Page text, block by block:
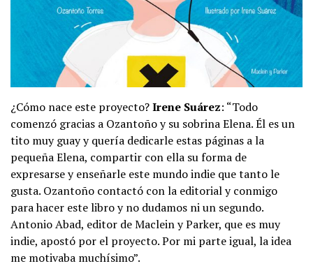
¿Cómo nace este proyecto?Irene Suárez: “Todo
comenzó gracias a Ozantoño y su sobrina Elena. Él es un
tito muy guay y quería dedicarle estas páginas a la
pequeña Elena, compartir con ella su forma de
expresarse y enseñarle este mundo indie que tanto le
gusta. Ozantoño contactó con la editorial y conmigo
para hacer este libro y no dudamos ni un segundo.
Antonio Abad, editor de Maclein y Parker, que es muy
indie, apostó por el proyecto. Por mi parte igual, la idea
me motivaba muchísimo”.